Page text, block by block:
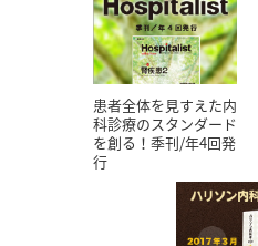
患者全体を見すえた内
科診療のスタンダード
を創る！季刊/年4回発
行